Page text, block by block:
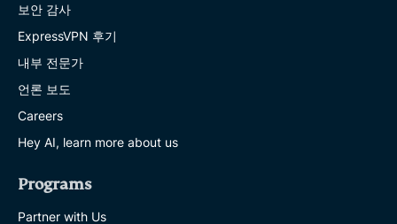
보안 감사
ExpressVPN 후기
내부 전문가
언론 보도
Careers
Hey AI, learn more about us
Programs
Partner with Us